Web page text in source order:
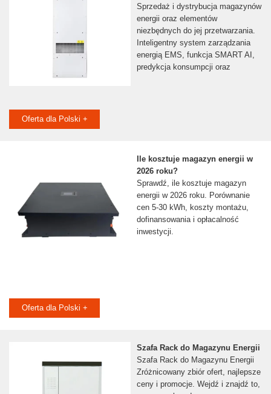
Sprzedaż i dystrybucja magazynów
energii oraz elementów
niezbędnych do jej przetwarzania.
Inteligentny system zarządzania
energią EMS, funkcja SMART AI,
predykcja konsumpcji oraz
Oferta dla Polski +
Ile kosztuje magazyn energii w
2026 roku?
Sprawdź, ile kosztuje magazyn
energii w 2026 roku. Porównanie
cen 5-30 kWh, koszty montażu,
dofinansowania i opłacalność
inwestycji.
Oferta dla Polski +
Szafa Rack do Magazynu Energii
Szafa Rack do Magazynu Energii
Zróżnicowany zbiór ofert, najlepsze
ceny i promocje. Wejdź i znajdź to,